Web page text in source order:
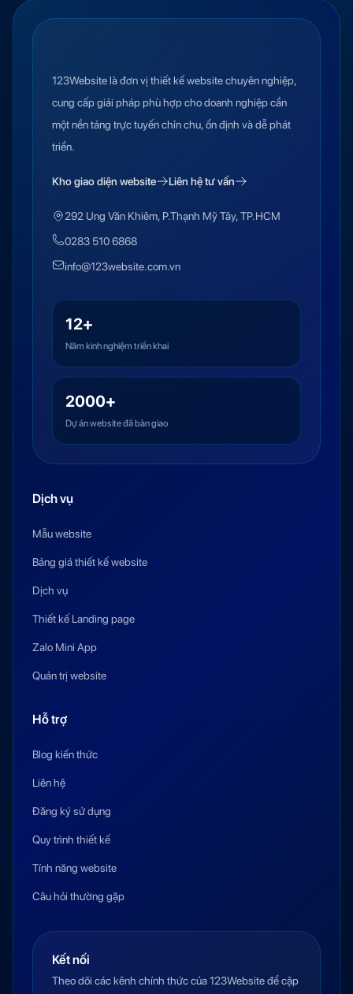
123Website là đơn vị thiết kế website chuyên nghiệp,
cung cấp giải pháp phù hợp cho doanh nghiệp cần
một nền tảng trực tuyến chỉn chu, ổn định và dễ phát
triển.
Kho giao diện website Liên hệ tư vấn
292 Ung Văn Khiêm, P.Thạnh Mỹ Tây, TP.HCM
0283 510 6868
info@123website.com.vn
12+
Năm kinh nghiệm triển khai
2000+
Dự án website đã bàn giao
Dịch vụ
Mẫu website
Bảng giá thiết kế website
Dịch vụ
Thiết kế Landing page
Zalo Mini App
Quản trị website
Hỗ trợ
Blog kiến thức
Liên hệ
Đăng ký sử dụng
Quy trình thiết kế
Tính năng website
Câu hỏi thường gặp
Kết nối
Theo dõi các kênh chính thức của 123Website để cập